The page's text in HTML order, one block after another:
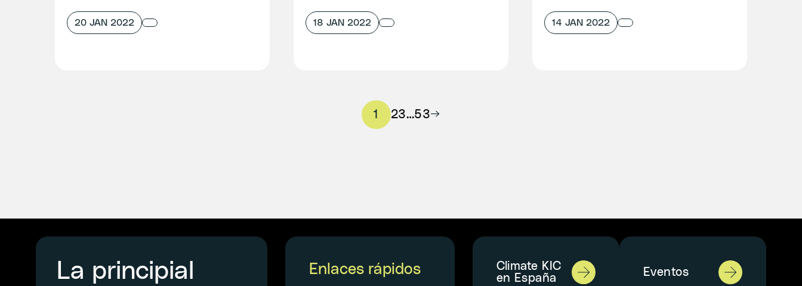
20 JAN 2022 18 JAN 2022 14 JAN 2022
1 23…53→
La principial
Enlaces rápidos
Climate KIC
en España
Eventos